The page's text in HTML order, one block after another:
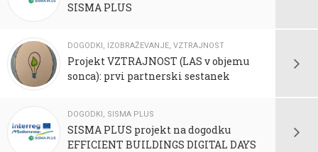
SISMA PLUS
DOGODKI, IZOBRAŽEVANJE, VZTRAJNOST
Projekt VZTRAJNOST (LAS v objemu
sonca): prvi partnerski sestanek
DOGODKI, SISMA PLUS
SISMA PLUS projekt na dogodku
EFFICIENT BUILDINGS DIGITAL DAYS